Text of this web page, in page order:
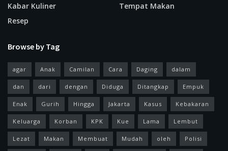
Kabar Kuliner
Resep
Tempat Makan
Browse by Tag
agar Anak Camilan Cara Daging dalam
dan dari dengan Diduga Ditangkap Empuk
Enak Gurih Hingga Jakarta Kasus Kebakaran
Keluarga Korban KPK Kue Lama Lembut
Lezat Makan Membuat Mudah oleh Polisi